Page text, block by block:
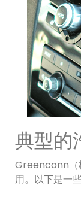
典型的
Greenconn（
用。以下是一